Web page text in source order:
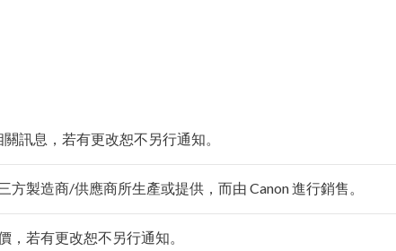
訊息，若有更改恕不另行通知。
製造商/供應商所生產或提供，而由 Canon 進行銷售。
若有更改恕不另行通知。